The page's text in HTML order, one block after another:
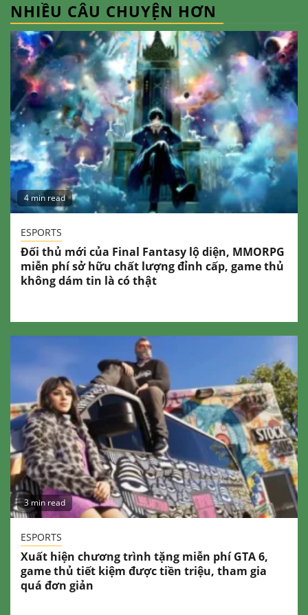
NHIỀU CÂU CHUYỆN HƠN
4 min read
ESPORTS
Đối thủ mới của Final Fantasy lộ diện, MMORPG
miễn phí sở hữu chất lượng đỉnh cấp, game thủ
không dám tin là có thật
3 min read
ESPORTS
Xuất hiện chương trình tặng miễn phí GTA 6,
game thủ tiết kiệm được tiền triệu, tham gia
quá đơn giản